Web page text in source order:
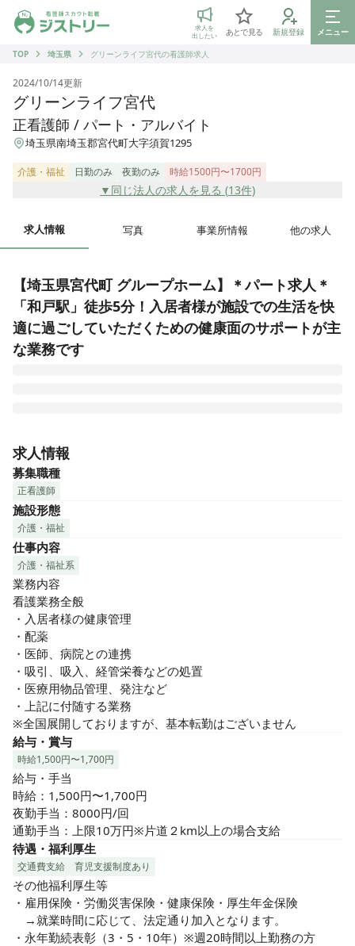
ジストリー 看護師の転職マッチング
求人を
出したい
あとで見る 新規登録
メニュー
TOP
埼玉県 グリーンライフ宮代の看護師求人
2024/10/14更新
グリーンライフ宮代
正看護師 / パート・アルバイト
埼玉県南埼玉郡宮代町大字須賀1295
介護・福祉 日勤のみ 夜勤のみ 時給1500円〜1700円
▼同じ法人の求人を見る (13件)
求人情報 写真 事業所情報 他の求人
【埼玉県宮代町 グループホーム】＊パート求人＊
「和戸駅」徒歩5分！入居者様が施設での生活を快
適に過ごしていただくための健康面のサポートが主
な業務です
は　プライム市場上場の医療コンサルティング業界大手　シ
ップヘルスケアホールディングス株式会社のヘルスケア事業
のコアカンパニーとして全国に７２施設を運営しています。
医療・保健・福祉・介護の分野で医療機関とのパートナーシ
ップを基本に、シップヘルスケアグループがもつノウハウを
融合し、全国７２か所の介護付有料老人ホーム等の開設・運
営を通し、ライフケア事業を展開しております。
グリーンライフグループの介護は「１年間365日同じ質と量
のサービス」を提供します。
私たちの施設は、「家庭の延長」であり、「安心・安全・快
適」な生活をお過ごしいただける住まいと考えます。
※時間外:0～5時間/月
※全社平均残業時間:3.8時間/月(2018年度実績)
※週2日以上、日勤のみ、夜勤のみ可能
社内研修も階層別・職種別・テーマ別等に合わせて、開催し
ております
20代前半～50歳前後の幅広い年齢層の方々が活躍中
残業は少なめ、余裕のある勤務体制なので、家庭や子育てと
両立できて、プライベートも充実できます！
求人情報
募集職種
正看護師
施設形態
介護・福祉
仕事内容
介護・福祉系
業務内容
看護業務全般
・入居者様の健康管理
・配薬
・医師、病院との連携
・吸引、吸入、経管栄養などの処置
・医療用物品管理、発注など
・上記に付随する業務
※全国展開しておりますが、基本転勤はございません
給与・賞与
時給1,500円〜1,700円
給与・手当
時給：1,500円〜1,700円
夜勤手当：8000円/回
通勤手当：上限10万円※片道２km以上の場合支給
待遇・福利厚生
交通費支給 育児支援制度あり
その他福利厚生等
・雇用保険・労働災害保険・健康保険・厚生年金保険
→就業時間に応じて、法定通り加入となります。
・永年勤続表彰（3・5・10年）※週20時間以上勤務の方